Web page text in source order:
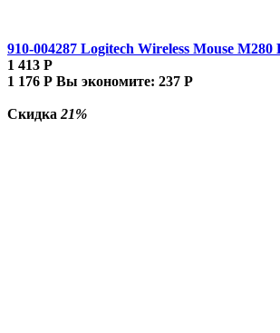
910-004287 Logitech Wireless Mouse M280
1 413 Р
1 176 Р Вы экономите: 237 Р
Скидка 21%